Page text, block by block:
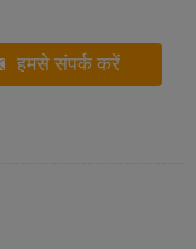
हमसे संपर्क करें